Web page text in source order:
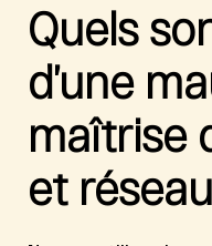
Quels
d’une
maîtrise
et